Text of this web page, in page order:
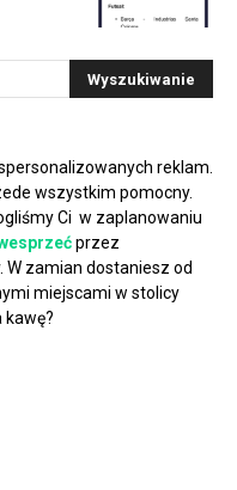
reklam.
wszystkim pomocny.
Ci w zaplanowaniu
przez
zamian dostaniesz od
miejscami w stolicy
kawę?